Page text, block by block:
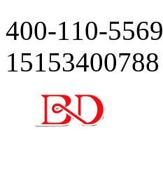
400-110-5569
15153400788